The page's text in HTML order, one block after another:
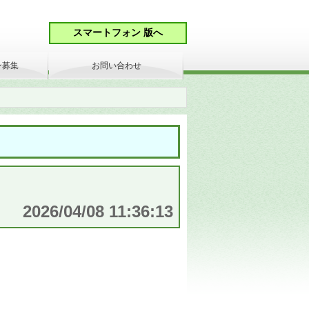
2026/04/08 11:36:13
募集 お問い合わせ